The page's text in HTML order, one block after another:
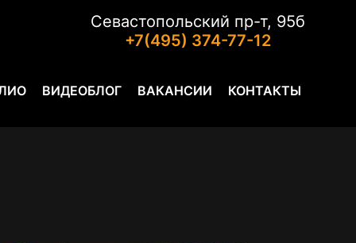
Севастопольский пр-т, 95б
+7(495) 374-77-12
ВИДЕОБЛОГ ВАКАНСИИ КОНТАКТЫ